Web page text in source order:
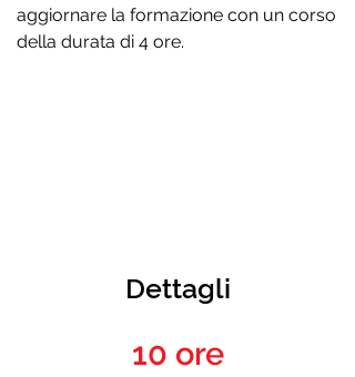
aggiornare la formazione con un corso
della durata di 4 ore.
Dettagli
10 ore